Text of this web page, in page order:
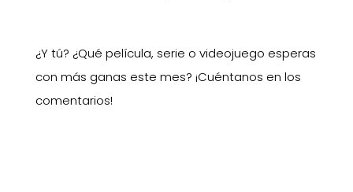
¿Y tú? ¿Qué película, serie o videojuego esperas
con más ganas este mes? ¡Cuéntanos en los
comentarios!